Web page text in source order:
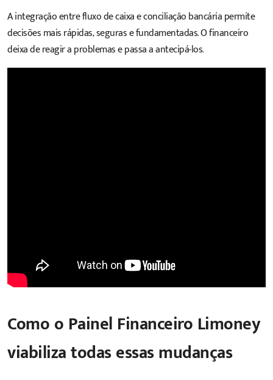
A integração entre fluxo de caixa e conciliação bancária permite
decisões mais rápidas, seguras e fundamentadas. O financeiro
deixa de reagir a problemas e passa a antecipá-los.
Como o Painel Financeiro Limoney
viabiliza todas essas mudanças